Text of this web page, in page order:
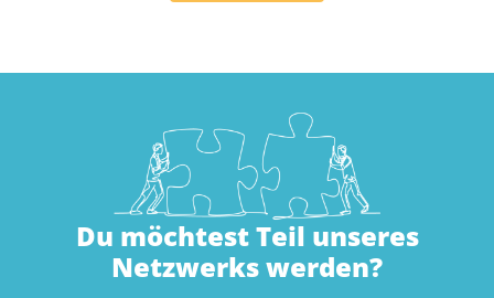
Du möchtest Teil unseres
Netzwerks werden?